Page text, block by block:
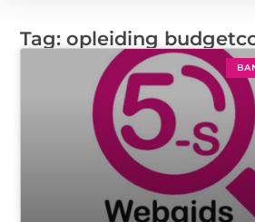
Tag: opleiding